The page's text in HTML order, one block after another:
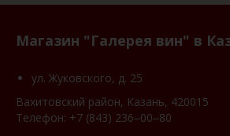
Магазин "Галерея вин" в
ул. Жуковского, д. 25
Вахитовский район, Казань, 420015
Телефон: +7 (843) 236‒00‒80